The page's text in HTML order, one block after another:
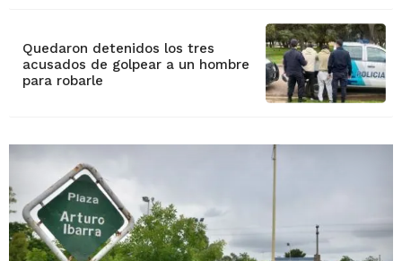
Quedaron detenidos los tres
acusados de golpear a un hombre
para robarle